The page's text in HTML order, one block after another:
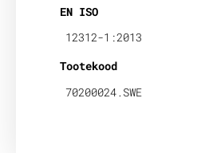
EN ISO
12312-1:2013
Tootekood
70200024.SWE